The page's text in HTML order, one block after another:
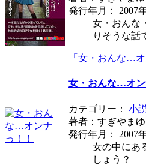
発行年月： 2007
女・おんな
りそうな話
「女・おんな…
女・おんな…オン
カテゴリー： 小説
著者：すぎやまゆ
発行年月： 2007
女の中にあ
しょう？